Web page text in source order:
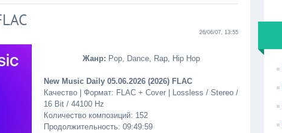
26/06/07, 13:55
Жанр: Pop, Dance, Rap, Hip Hop
New Music Daily 05.06.2026 (2026) FLAC
Качество | Формат: FLAC + Cover | Lossless / Stereo /
16 Bit / 44100 Hz
Количество композиций: 152
Продолжительность: 09:49:59